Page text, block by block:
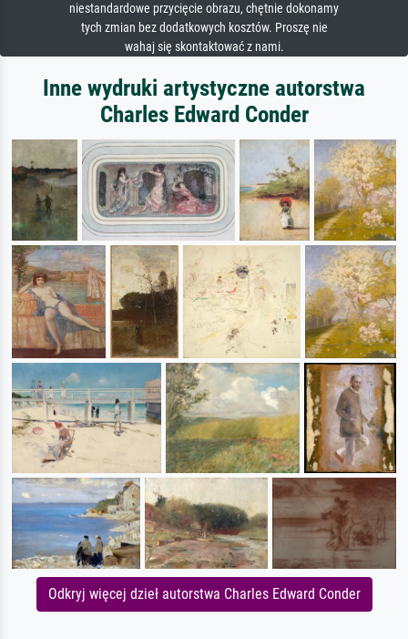
niestandardowe przycięcie obrazu, chętnie dokonamy
tych zmian bez dodatkowych kosztów. Proszę nie
wahaj się skontaktować z nami.
Inne wydruki artystyczne autorstwa
Charles Edward Conder
Odkryj więcej dzieł autorstwa Charles Edward Conder